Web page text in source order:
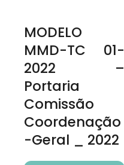
MODELO
MMD-TC 01-
2022 –
Portaria
Comissão
Coordenação
-Geral _ 2022